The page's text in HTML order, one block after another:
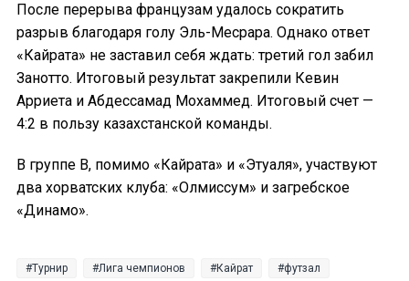
После перерыва французам удалось сократить
разрыв благодаря голу Эль-Месрара. Однако ответ
«Кайрата» не заставил себя ждать: третий гол забил
Занотто. Итоговый результат закрепили Кевин
Арриета и Абдессамад Мохаммед. Итоговый счет —
4:2 в пользу казахстанской команды.
В группе B, помимо «Кайрата» и «Этуаля», участвуют
два хорватских клуба: «Олмиссум» и загребское
«Динамо».
Турнир Лига чемпионов Кайрат футзал